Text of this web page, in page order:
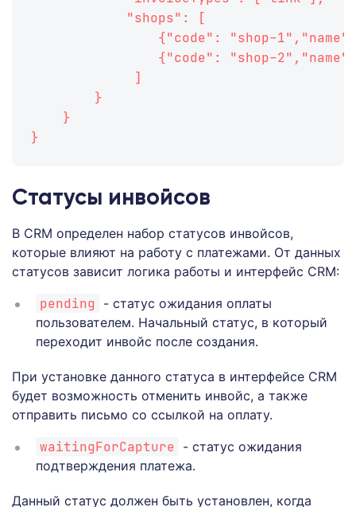
            "shops": [
{"code": "shop-
{"code": "shop-
             ]
        }
    }
}
Статусы инвойсов
В CRM определен набор статусов инвойсов,
которые влияют на работу с платежами. От данных
статусов зависит логика работы и интерфейс CRM:
pending
- статус ожидания оплаты
пользователем. Начальный статус, в который
переходит инвойс после создания.
При установке данного статуса в интерфейсе CRM
будет возможность отменить инвойс, а также
отправить письмо со ссылкой на оплату.
waitingForCapture - статус ожидания
подтверждения платежа.
Данный статус должен быть установлен, когда